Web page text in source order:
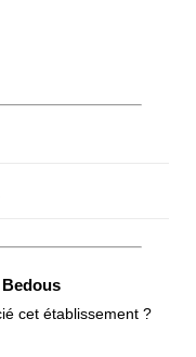
cet établissement ?